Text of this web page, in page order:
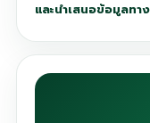
และนำเสนอข้อมูลทา